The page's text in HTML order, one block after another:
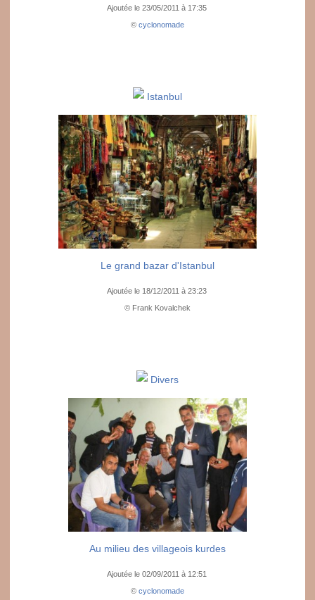
Ajoutée le 23/05/2011 à 17:35
© cyclonomade
Istanbul
Le grand bazar d'Istanbul
Ajoutée le 18/12/2011 à 23:23
© Frank Kovalchek
Divers
Au milieu des villageois kurdes
Ajoutée le 02/09/2011 à 12:51
© cyclonomade